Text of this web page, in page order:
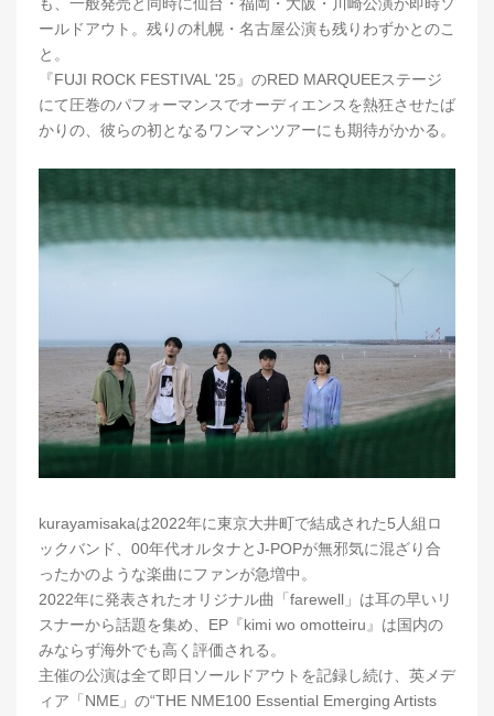
ールドアウト。残りの札幌・名古屋公演も残りわずかとのこ
と。
『FUJI ROCK FESTIVAL '25』のRED MARQUEEステージ
にて圧巻のパフォーマンスでオーディエンスを熱狂させたば
かりの、彼らの初となるワンマンツアーにも期待がかかる。
kurayamisakaは2022年に東京⼤井町で結成された5⼈組ロ
ックバンド、00年代オルタナとJ-POPが無邪気に混ざり合
ったかのような楽曲にファンが急増中。
2022年に発表されたオリジナル曲「farewell」は⽿の早いリ
スナーから話題を集め、EP『kimi wo omotteiru』は国内の
みならず海外でも⾼く評価される。
主催の公演は全て即⽇ソールドアウトを記録し続け、英メデ
ィア「NME」の“THE NME100 Essential Emerging Artists